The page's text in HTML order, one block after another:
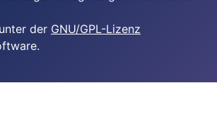
der GNU/GPL-Lizenz